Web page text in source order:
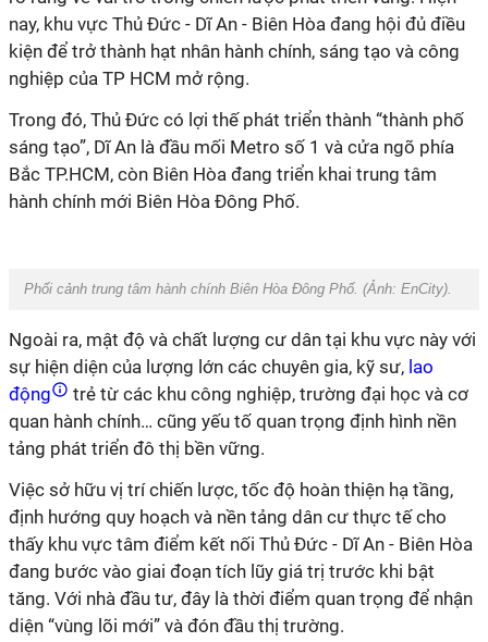
nay, khu vực Thủ Đức - Dĩ An - Biên Hòa đang hội đủ điều
kiện để trở thành hạt nhân hành chính, sáng tạo và công
nghiệp của TP HCM mở rộng.
Trong đó, Thủ Đức có lợi thế phát triển thành “thành phố
sáng tạo”, Dĩ An là đầu mối Metro số 1 và cửa ngõ phía
Bắc TP.HCM, còn Biên Hòa đang triển khai trung tâm
hành chính mới Biên Hòa Đông Phố.
Phối cảnh trung tâm hành chính Biên Hòa Đông Phố. (Ảnh: EnCity).
Ngoài ra, mật độ và chất lượng cư dân tại khu vực này với
sự hiện diện của lượng lớn các chuyên gia, kỹ sư, lao
động
trẻ từ các khu công nghiệp, trường đại học và cơ
quan hành chính… cũng yếu tố quan trọng định hình nền
tảng phát triển đô thị bền vững.
Việc sở hữu vị trí chiến lược, tốc độ hoàn thiện hạ tầng,
định hướng quy hoạch và nền tảng dân cư thực tế cho
thấy khu vực tâm điểm kết nối Thủ Đức - Dĩ An - Biên Hòa
đang bước vào giai đoạn tích lũy giá trị trước khi bật
tăng. Với nhà đầu tư, đây là thời điểm quan trọng để nhận
diện “vùng lõi mới” và đón đầu thị trường.